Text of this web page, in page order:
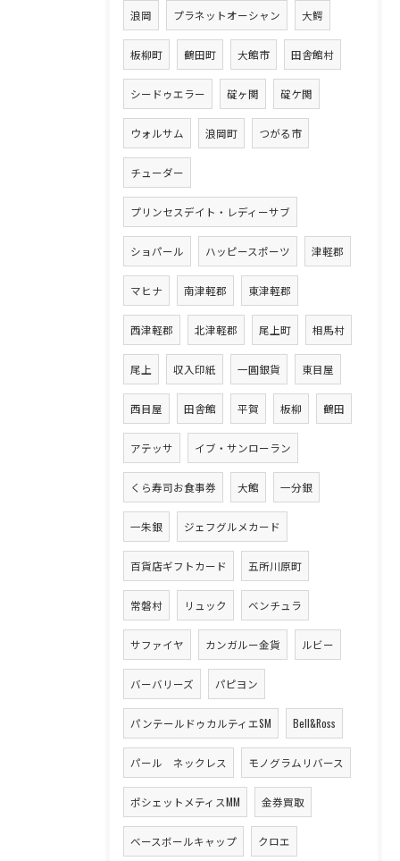
浪岡 プラネットオーシャン 大鰐
板柳町 鶴田町 大館市 田舎館村
シードゥエラー 碇ヶ関 碇ケ関
ウォルサム 浪岡町 つがる市
チューダー
プリンセスデイト・レディーサブ
ショパール ハッピースポーツ 津軽郡
マヒナ 南津軽郡 東津軽郡
西津軽郡 北津軽郡 尾上町 相馬村
尾上 収入印紙 一圓銀貨 東目屋
西目屋 田舎館 平賀 板柳 鶴田
アテッサ イブ・サンローラン
くら寿司お食事券 大館 一分銀
一朱銀 ジェフグルメカード
百貨店ギフトカード 五所川原町
常磐村 リュック ベンチュラ
サファイヤ カンガルー金貨 ルビー
バーバリーズ パピヨン
パンテールドゥカルティエSM Bell&Ross
パール ネックレス モノグラムリバース
ポシェットメティスMM 金券買取
ベースボールキャップ クロエ